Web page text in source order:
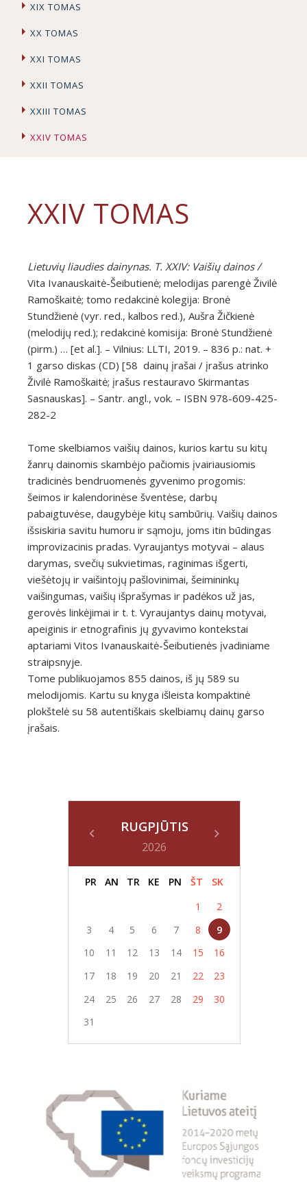
XIX TOMAS
XX TOMAS
XXI TOMAS
XXII TOMAS
XXIII TOMAS
XXIV TOMAS
XXIV TOMAS
Lietuvių liaudies dainynas. T. XXIV: Vaišių dainos /
Vita Ivanauskaitė-Šeibutienė; melodijas parengė Živilė
Ramoškaitė; tomo redakcinė kolegija: Bronė
Stundžienė (vyr. red., kalbos red.), Aušra Žičkienė
(melodijų red.); redakcinė komisija: Bronė Stundžienė
(pirm.) … [et al.]. – Vilnius: LLTI, 2019. – 836 p.: nat. +
1 garso diskas (CD) [58 dainų įrašai / įrašus atrinko
Živilė Ramoškaitė; įrašus restauravo Skirmantas
Sasnauskas]. – Santr. angl., vok. – ISBN 978-609-425-
282-2
Tome skelbiamos vaišių dainos, kurios kartu su kitų
žanrų dainomis skambėjo pačiomis įvairiausiomis
tradicinės bendruomenės gyvenimo progomis:
šeimos ir kalendorinėse šventėse, darbų
pabaigtuvėse, daugybėje kitų sambūrių. Vaišių dainos
išsiskiria savitu humoru ir sąmoju, joms itin būdingas
improvizacinis pradas. Vyraujantys motyvai – alaus
darymas, svečių sukvietimas, raginimas išgerti,
viešėtojų ir vaišintojų pašlovinimai, šeimininkų
vaišingumas, vaišių išprašymas ir padėkos už jas,
gerovės linkėjimai ir t. t. Vyraujantys dainų motyvai,
apeiginis ir etnografinis jų gyvavimo kontekstai
aptariami Vitos Ivanauskaitė-Šeibutienės įvadiniame
straipsnyje.
Tome publikuojamos 855 dainos, iš jų 589 su
melodijomis. Kartu su knyga išleista kompaktinė
plokštelė su 58 autentiškais skelbiamų dainų garso
įrašais.
RUGPJŪTIS
2026
PR AN TR KE PN ŠT
SK
1
2
3
4 5 6 7 8
9
10
11 12 13 14 15
16
17
18 19 20 21 22
23
24
25 26 27 28 29
30
31